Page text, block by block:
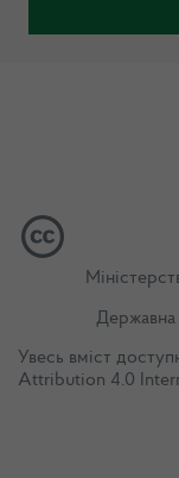
Державна
Увесь вміст
Attribution 4.0